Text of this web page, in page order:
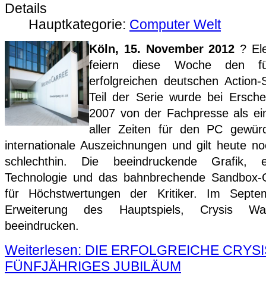
Details
Hauptkategorie: Computer Welt
Köln, 15. November 2012 ?
feiern diese Woche den
erfolgreichen deutschen
Teil der Serie wurde bei
2007 von der Fachpresse als
aller Zeiten für den PC
internationale Auszeichnungen und gilt heute
schlechthin. Die beeindruckende Grafik,
Technologie und das bahnbrechende
für Höchstwertungen der Kritiker. Im
Erweiterung des Hauptspiels, Crysis
beeindrucken.
Weiterlesen: DIE ERFOLGREICHE
FÜNFJÄHRIGES JUBILÄUM